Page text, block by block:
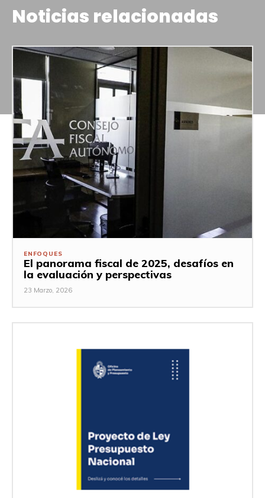
Noticias relacionadas
ENFOQUES
El panorama fiscal de 2025, desafíos en
la evaluación y perspectivas
23 Marzo, 2026